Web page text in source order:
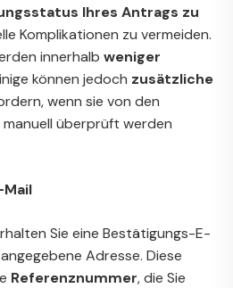
Ihres Antrags zu
Komplikationen zu vermeiden.
innerhalb weniger
können jedoch zusätzliche
wenn sie von den
überprüft werden
Sie eine Bestätigungs-E-
Adresse. Diese
Referenznummer, die Sie